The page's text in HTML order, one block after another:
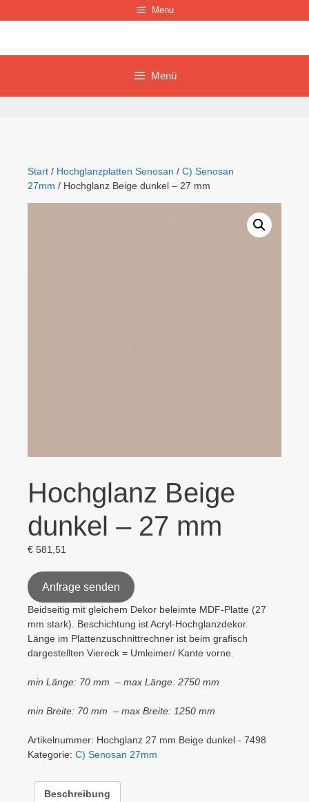
Inhalt
Menu
Menü
Start / Hochglanzplatten Senosan / C) Senosan
27mm / Hochglanz Beige dunkel – 27 mm
Hochglanz Beige
dunkel – 27 mm
€ 581,51
Anfrage senden
Beidseitig mit gleichem Dekor beleimte MDF-Platte (27
mm stark). Beschichtung ist Acryl-Hochglanzdekor.
Länge im Plattenzuschnittrechner ist beim grafisch
dargestellten Viereck = Umleimer/ Kante vorne.
min Länge: 70 mm – max Länge: 2750 mm
min Breite: 70 mm – max Breite: 1250 mm
Artikelnummer: Hochglanz 27 mm Beige dunkel - 7498
Kategorie: C) Senosan 27mm
Beschreibung